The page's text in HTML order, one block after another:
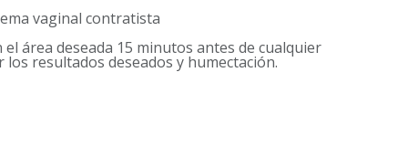
vaginal contratista
área deseada 15 minutos antes de cualquier
resultados deseados y humectación.